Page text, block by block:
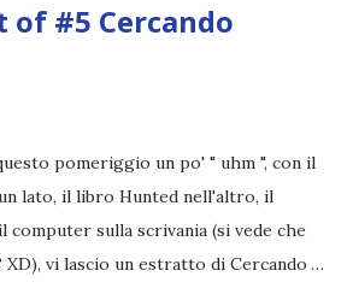
#5 Cercando
pomeriggio un po' " uhm ", con il
lato, il libro Hunted nell'altro, il
computer sulla scrivania (si vede che
vi lascio un estratto di Cercando